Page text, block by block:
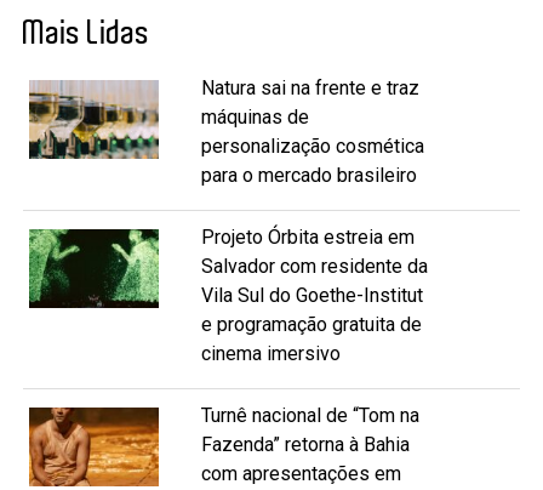
Mais Lidas
Natura sai na frente e traz
máquinas de
personalização cosmética
para o mercado brasileiro
Projeto Órbita estreia em
Salvador com residente da
Vila Sul do Goethe-Institut
e programação gratuita de
cinema imersivo
Turnê nacional de “Tom na
Fazenda” retorna à Bahia
com apresentações em